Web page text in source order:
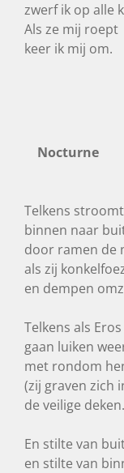
zwerf ik op alle
Als ze mij roept
keer ik mij om.
Nocturne
Telkens stroomt
binnen naar
door ramen de
als zij
en dempen
Telkens als
gaan luiken
met rondom
(zij graven zich
de veilige deken.
En stilte van
en stilte van